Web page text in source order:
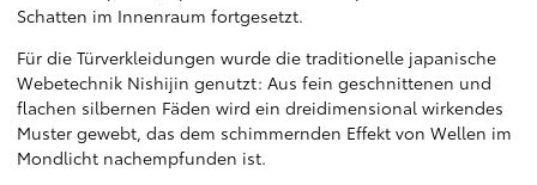
Schatten im Innenraum fortgesetzt.
Für die Türverkleidungen wurde die traditionelle japanische
Webetechnik Nishijin genutzt: Aus fein geschnittenen und
flachen silbernen Fäden wird ein dreidimensional wirkendes
Muster gewebt, das dem schimmernden Effekt von Wellen im
Mondlicht nachempfunden ist.